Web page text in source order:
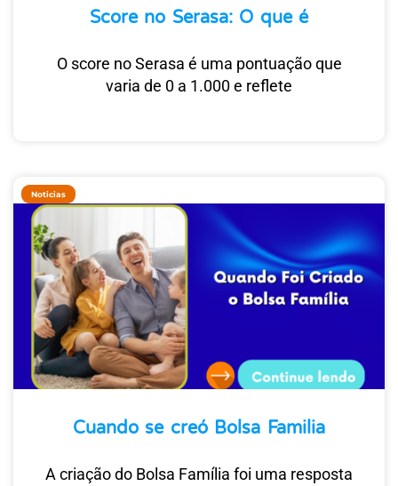
Score no Serasa: O que é
O score no Serasa é uma pontuação que
varia de 0 a 1.000 e reflete
Noticias
Cuando se creó Bolsa Familia
A criação do Bolsa Família foi uma resposta